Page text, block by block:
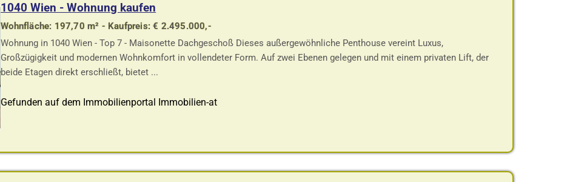
1040 Wien - Wohnung kaufen
Wohnfläche: 197,70 m² - Kaufpreis: € 2.495.000,-
Wohnung in 1040 Wien - Top 7 - Maisonette Dachgeschoß Dieses außergewöhnliche Penthouse vereint Luxus,
Großzügigkeit und modernen Wohnkomfort in vollendeter Form. Auf zwei Ebenen gelegen und mit einem privaten Lift, der
beide Etagen direkt erschließt, bietet ...
Gefunden auf dem Immobilienportal Immobilien-at